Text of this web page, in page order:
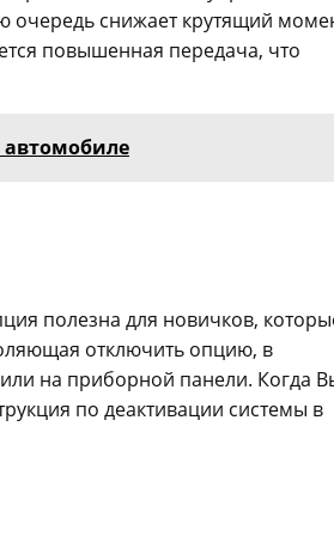
очередь снижает крутящий
повышенная передача, что
автомобиле
полезна для новичков,
отключить опцию, в
на приборной панели. Когда
по деактивации системы в